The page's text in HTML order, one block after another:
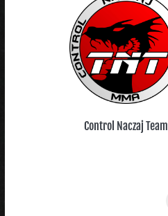
Control Naczaj Team